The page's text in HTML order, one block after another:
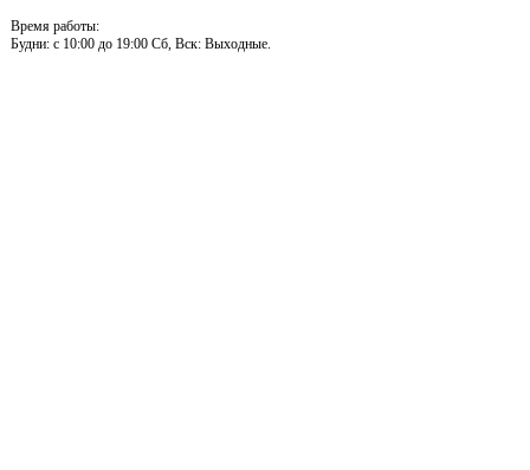
Время работы:
Будни: c 10:00 до 19:00 Сб, Вск: Выходные.